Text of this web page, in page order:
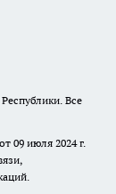
Все
09 июля 2024 г.